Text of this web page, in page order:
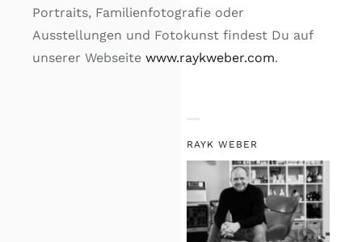
Portraits, Familienfotografie oder
Ausstellungen und Fotokunst findest Du auf
unserer Webseite www.raykweber.com.
RAYK WEBER